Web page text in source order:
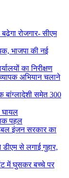
रोजगार- सीएम
भाजपा की नई
का निरीक्षण
अभियान चलाने
समेत 300
घायल
पहल
इंजन सरकार का
से लगाई गुहार,
में घुसकर बच्चे पर